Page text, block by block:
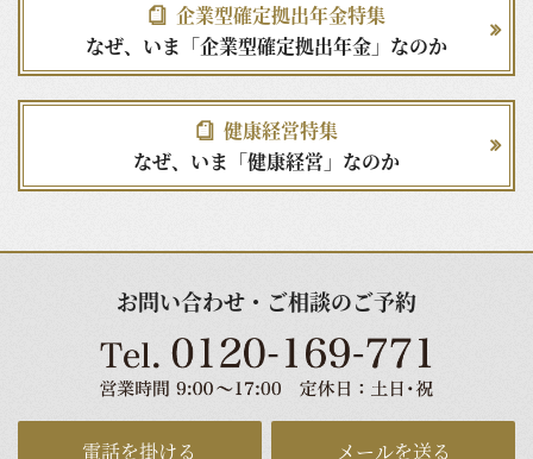
企業型確定拠出年金特集
なぜ、いま「企業型確定拠出年金」なのか
健康経営特集
なぜ、いま「健康経営」なのか
お問い合わせ・ご相談のご予約
電話を掛ける メールを送る